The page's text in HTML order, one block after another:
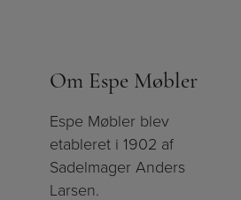
Om Espe Møbler
Espe Møbler blev
etableret i 1902 af
Sadelmager Anders
Larsen.